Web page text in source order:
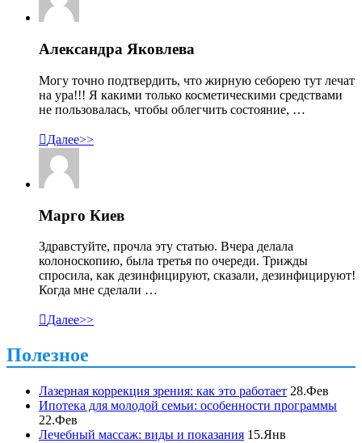
Александра Яковлева
Могу точно подтвердить, что жирную себорею тут лечат
на ура!!! Я какими только косметическими средствами
не пользовалась, чтобы облегчить состояние, …
Далее>>
Марго Киев
Здравстуйте, прочла эту статью. Вчера делала
колоноскопию, была третья по очереди. Трижды
спросила, как дезинфицируют, сказали, дезинфицируют!
Когда мне сделали …
Далее>>
Полезное
Лазерная коррекция зрения: как это работает 28.Фев
Ипотека для молодой семьи: особенности программы
22.Фев
Лечебный массаж: виды и показания 15.Янв